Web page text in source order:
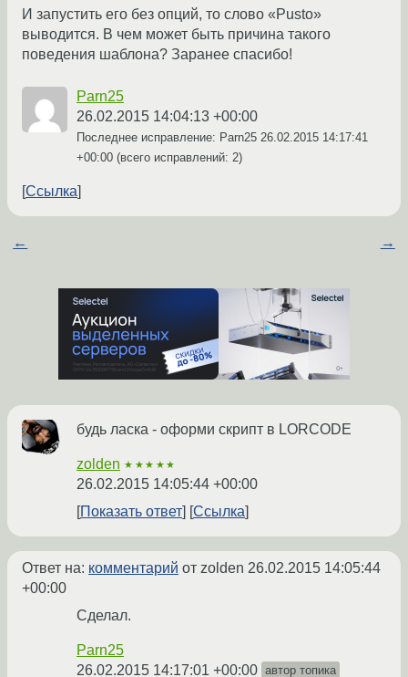
И запустить его без опций, то слово «Pusto»
выводится. В чем может быть причина такого
поведения шаблона? Заранее спасибо!
Parn25
26.02.2015 14:04:13 +00:00
Последнее исправление: Parn25 26.02.2015 14:17:41
+00:00 (всего исправлений: 2)
Ссылка
← →
будь ласка - оформи скрипт в LORCODE
zolden ★★★★★
26.02.2015 14:05:44 +00:00
Показать ответ
Ссылка
Ответ на: комментарий от zolden 26.02.2015 14:05:44
+00:00
Сделал.
Parn25
26.02.2015 14:17:01 +00:00 автор топика